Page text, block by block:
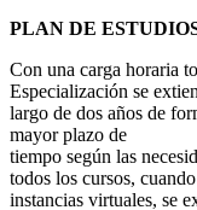
PLAN DE
Con una carga horaria
Especialización se
largo de dos años de
mayor plazo de
tiempo según las
todos los cursos,
instancias virtuales, se